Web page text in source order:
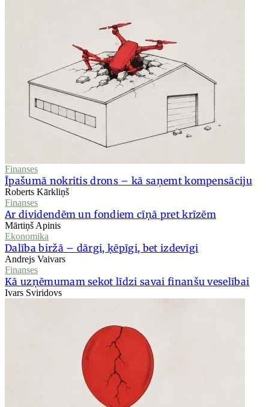
Finanses
Īpašumā nokritis drons – kā saņemt kompensāciju
Roberts Kārkliņš
Finanses
Ar dividendēm un fondiem cīņā pret krīzēm
Mārtiņš Apinis
Ekonomika
Dalība biržā – dārgi, ķēpīgi, bet izdevīgi
Andrejs Vaivars
Finanses
Kā uzņēmumam sekot līdzi savai finanšu veselībai
Ivars Sviridovs